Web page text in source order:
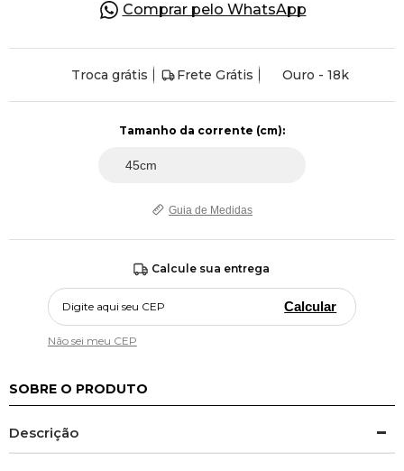
Comprar pelo WhatsApp
Troca grátis Frete Grátis Ouro - 18k
Tamanho da corrente (cm):
Guia de Medidas
Calcule sua entrega
Calcular
Não sei meu CEP
SOBRE O PRODUTO
Descrição